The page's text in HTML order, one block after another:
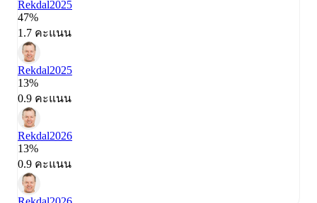
Rekdal2025
47%
1.7 คะแนน
Rekdal2025
13%
0.9 คะแนน
Rekdal2026
13%
0.9 คะแนน